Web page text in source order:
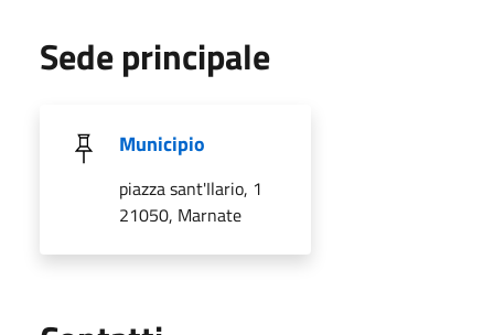
Sede principale
Municipio
piazza sant'Ilario, 1
21050, Marnate